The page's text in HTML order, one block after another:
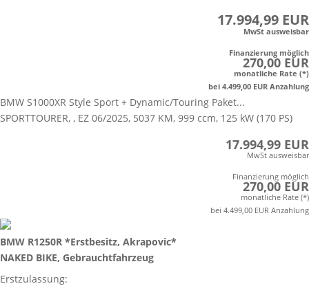
17.994,99 EUR
MwSt ausweisbar
Finanzierung möglich
270,00 EUR
monatliche Rate (*)
bei 4.499,00 EUR Anzahlung
BMW S1000XR Style Sport + Dynamic/Touring Paket...
SPORTTOURER, , EZ 06/2025, 5037 KM, 999 ccm, 125 kW (170 PS)
17.994,99 EUR
MwSt ausweisbar
Finanzierung möglich
270,00 EUR
monatliche Rate (*)
bei 4.499,00 EUR Anzahlung
BMW R1250R *Erstbesitz, Akrapovic*
NAKED BIKE, Gebrauchtfahrzeug
Erstzulassung: